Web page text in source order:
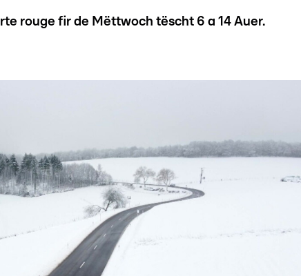
rouge fir de Mëttwoch tëscht 6 a 14 Auer.